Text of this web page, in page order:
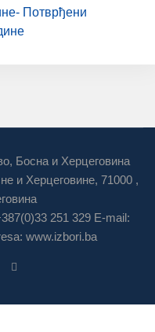
Потврђени
Босна и Херцеговина
и Херцеговине, 71000 ,
251 329 E-mail:
www.izbori.ba